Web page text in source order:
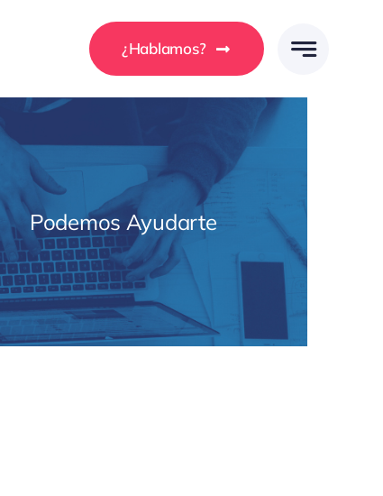
¿Hablamos?
Podemos Ayudarte